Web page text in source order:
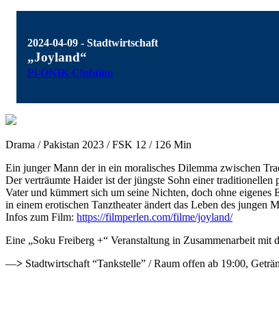
2024-04-09 - Stadtwirtschaft
„Joyland“
Pi-ONIK Clubfilm
Drama / Pakistan 2023 / FSK 12 / 126 Min
Ein junger Mann der in ein moralisches Dilemma zwischen
Der verträumte Haider ist der jüngste Sohn einer
Vater und kümmert sich um seine Nichten, doch ohne
in einem erotischen Tanztheater ändert das Leben des jungen
Infos zum Film: https://filmperlen.com/filme/joyland/
Eine „Soku Freiberg +“ Veranstaltung in Zusammenarbeit mit
—> Stadtwirtschaft “Tankstelle” / Raum offen ab 19:00,